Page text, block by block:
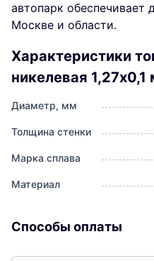
автопарк обеспечивает
Москве и области.
Характеристики
никелевая
Диаметр, мм
Толщина стенки
Марка сплава
Материал
Способы оплаты